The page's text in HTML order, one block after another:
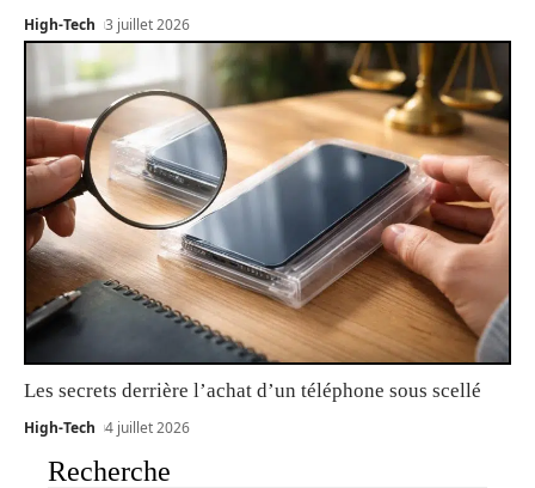
High-Tech 3 juillet 2026
Les secrets derrière l’achat d’un téléphone sous scellé
High-Tech 4 juillet 2026
Recherche